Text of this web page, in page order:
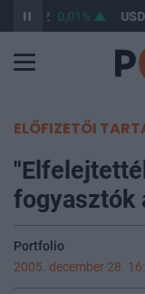
363,22 0,01%
ELŐFIZETŐI
fogyasztók
Portfolio
2005. december 28.